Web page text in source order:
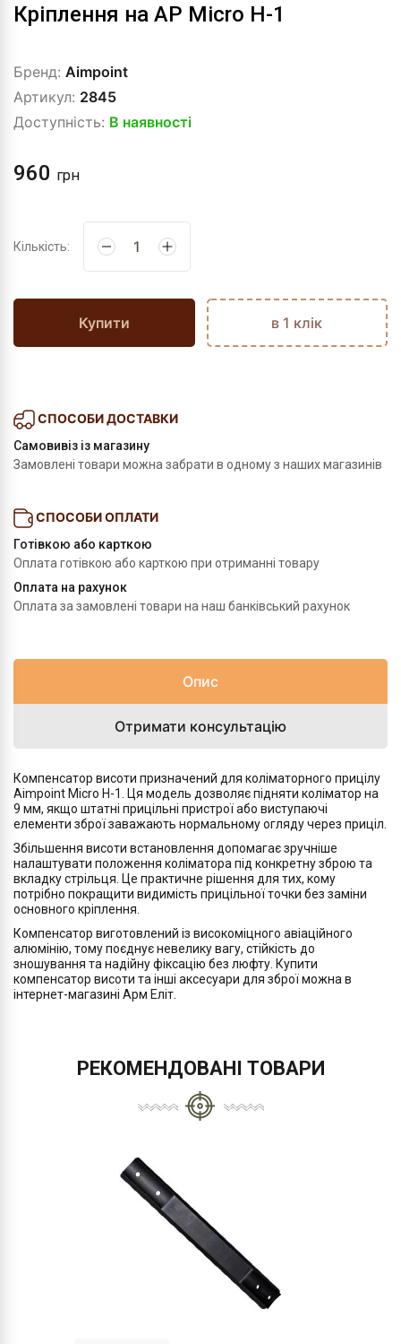
Кріплення на AP Micro H-1
Бренд: Aimpoint
Артикул: 2845
Доступність: В наявності
960 грн
Кількість:
Купити в 1 клік
СПОСОБИ ДОСТАВКИ
Самовивіз із магазину
Замовлені товари можна забрати в одному з наших магазинів
СПОСОБИ ОПЛАТИ
Готівкою або карткою
Оплата готівкою або карткою при отриманні товару
Оплата на рахунок
Оплата за замовлені товари на наш банківський рахунок
Опис
Отримати консультацію
Компенсатор висоти призначений для коліматорного прицілу
Aimpoint Micro H-1. Ця модель дозволяє підняти коліматор на
9 мм, якщо штатні прицільні пристрої або виступаючі
елементи зброї заважають нормальному огляду через приціл.
Збільшення висоти встановлення допомагає зручніше
налаштувати положення коліматора під конкретну зброю та
вкладку стрільця. Це практичне рішення для тих, кому
потрібно покращити видимість прицільної точки без заміни
основного кріплення.
Компенсатор виготовлений із високоміцного авіаційного
алюмінію, тому поєднує невелику вагу, стійкість до
зношування та надійну фіксацію без люфту. Купити
компенсатор висоти та інші аксесуари для зброї можна в
інтернет-магазині Арм Еліт.
РЕКОМЕНДОВАНІ ТОВАРИ